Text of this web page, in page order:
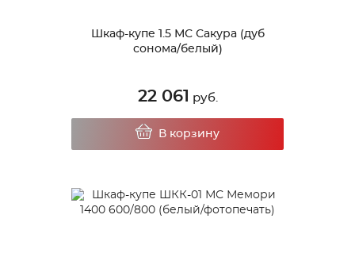
Шкаф-купе 1.5 МС Сакура (дуб
сонома/белый)
22 061 руб.
В корзину